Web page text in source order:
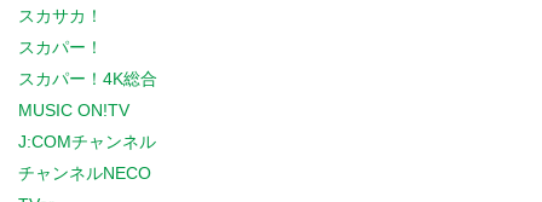
スカサカ！
スカパー！
スカパー！4K総合
MUSIC ON!TV
J:COMチャンネル
チャンネルNECO